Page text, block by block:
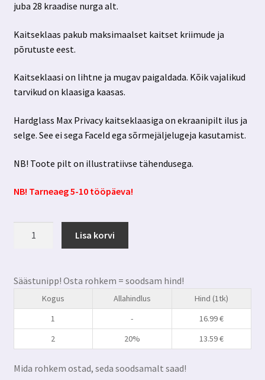
juba 28 kraadise nurga alt.
Kaitseklaas pakub maksimaalset kaitset kriimude ja
põrutuste eest.
Kaitseklaasi on lihtne ja mugav paigaldada. Kõik vajalikud
tarvikud on klaasiga kaasas.
Hardglass Max Privacy kaitseklaasiga on ekraanipilt ilus ja
selge. See ei sega FaceId ega sõrmejäljelugeja kasutamist.
NB! Toote pilt on illustratiivse tähendusega.
NB! Tarneaeg 5-10 tööpäeva!
privaatsusfiltriga
kaitseklaas
Hardglass
Max
Lisa korvi
Säästunipp! Osta rohkem = soodsam hind!
Kogus Allahindlus
Hind (1tk)
1
- 16.99€
2
20% 13.59€
Mida rohkem ostad, seda soodsamalt saad!